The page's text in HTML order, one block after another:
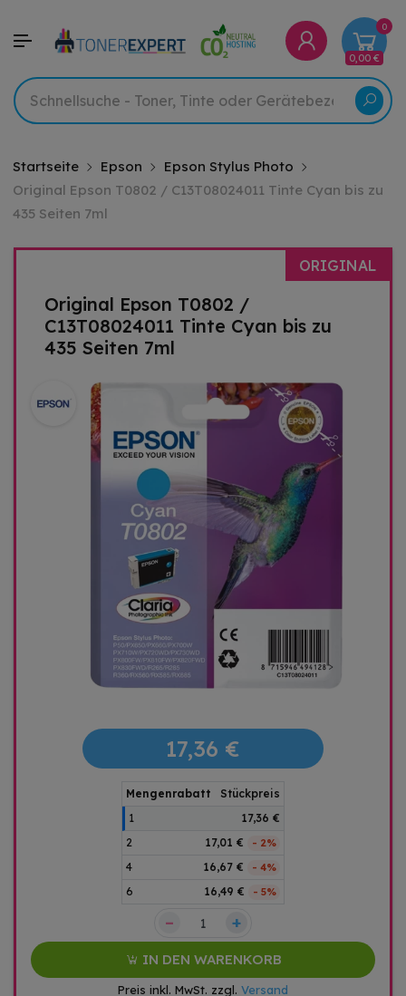
0
0,00 €
Startseite Epson
Epson Stylus Photo
Original Epson T0802 / C13T08024011 Tinte Cyan bis zu
435 Seiten 7ml
ORIGINAL
Original Epson T0802 /
C13T08024011 Tinte Cyan bis zu
435 Seiten 7ml
17,36 €
Mengenrabatt
Stückpreis
1
17,36 €
2
17,01 € - 2%
4 16,67 € - 4%
6 16,49 € - 5%
– +
IN DEN WARENKORB
Preis inkl. MwSt. zzgl. Versand